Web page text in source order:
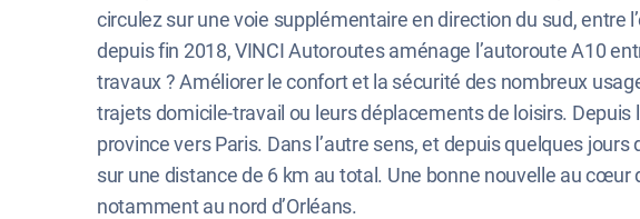
circulez sur une voie supplémentaire en direction du sud, entre
depuis fin 2018, VINCI Autoroutes aménage l’autoroute A10
travaux ? Améliorer le confort et la sécurité des nombreux
trajets domicile-travail ou leurs déplacements de loisirs.
province vers Paris. Dans l’autre sens, et depuis quelques
sur une distance de 6 km au total. Une bonne nouvelle au
notamment au nord d’Orléans.